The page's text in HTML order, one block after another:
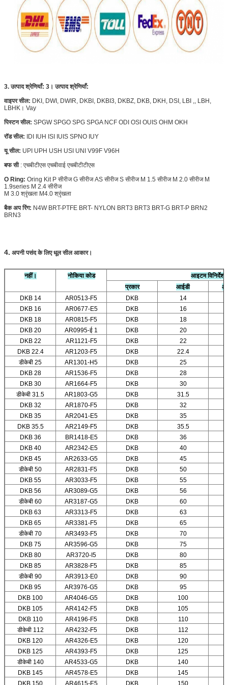
3. उत्पाद श्रेणियाँ: 3। उत्पाद श्रेणियाँ:
वाइपर सील: DKI, DWI, DWIR, DKBI, DKBI3, DKBZ, DKB, DKH, DSI, LBI ,, LBH,
LBHK। Vay
पिस्टन सील: SPGW SPGO SPG SPGA NCF ODI OSI OUIS OHM OKH
रॉड सील: IDI IUH ISI IUIS SPNO IUY
यू सील: UPI UPH USH USI UNI V99F V96H
बफ सी : एचबीटीएस एचबीवाई एचबीटीटीएस
O Ring: Oring Kit P सीरीज G सीरीज AS सीरीज S सीरीज M 1.5 सीरीज M 2.0 सीरीज M
1.9series M 2.4 सीरीज
M 3.0 श्रृंखला M4.0 श्रृंखला
बैक अप रिंग: N4W BRT-PTFE BRT- NYLON BRT3 BRT3 BRT-G BRT-P BRN2
BRN3
4. अपनी पसंद के लिए धूल सील आकार।
नहीं। नोकिया कोड
आइटम विनिर्देशों
प्रकार
आईडी
DKB 14
AR0513-F5 DKB
14
DKB 16
AR0677-E5 DKB
16
DKB 18
AR0815-F5 DKB
18
DKB 20
AR0995-ई 1 DKB
20
DKB 22
AR1121-F5 DKB
22
DKB 22.4
AR1203-F5 DKB 22.4
डीकेबी 25
AR1301-H5 DKB
25
DKB 28
AR1536-F5 DKB
28
DKB 30
AR1664-F5 DKB
30
डीकेबी 31.5
AR1803-G5 DKB
31.5
DKB 32
AR1870-F5 DKB
32
DKB 35
AR2041-E5 DKB
35
DKB 35.5
AR2149-F5 DKB 35.5
DKB 36
BR1418-E5 DKB
36
DKB 40
AR2342-E5 DKB
40
DKB 45
AR2633-G5 DKB
45
डीकेबी 50
AR2831-F5 DKB
50
DKB 55
AR3033-F5 DKB
55
DKB 56
AR3089-G5 DKB
56
डीकेबी 60
AR3187-G5 DKB
60
DKB 63
AR3313-F5 DKB
63
DKB 65
AR3381-F5 DKB
65
डीकेबी 70
AR3493-F5 DKB
70
DKB 75
AR3596-G5 DKB
75
DKB 80
AR3720-I5 DKB
80
DKB 85
AR3828-F5 DKB
85
डीकेबी 90
AR3913-E0 DKB
90
DKB 95
AR3976-G5 DKB
95
DKB 100
AR4046-G5 DKB
100
DKB 105
AR4142-F5 DKB
105
DKB 110
AR4196-F5 DKB
110
डीकेबी 112
AR4232-F5 DKB
112
DKB 120
AR4326-E5 DKB
120
DKB 125
AR4393-F5 DKB
125
डीकेबी 140
AR4533-G5 DKB
140
DKB 145
AR4578-E5 DKB
145
DKB 150
AR4615-E5 DKB
150